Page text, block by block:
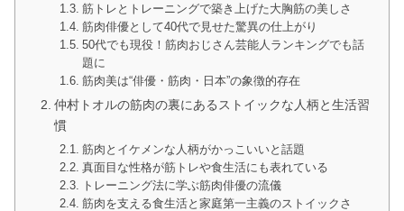
筋トレとトレーニングで築き上げた大胸筋の美しさ
筋肉俳優として40代で見せた驚異の仕上がり
50代でも現役！筋肉おじさん芸能人ランキングでも話
題に
筋肉美は“俳優・筋肉・日本”の象徴的存在
仲村トオルの筋肉の裏にあるストイックな人柄と生活習
慣
筋肉とイケメンな人柄がかっこいいと話題
真面目な性格が筋トレや食生活にも表れている
トレーニング法に学ぶ筋肉俳優の流儀
筋肉を支える食生活と家庭第一主義のストイックさ